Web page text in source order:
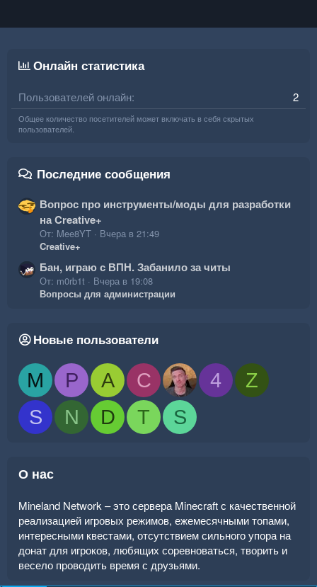
Онлайн статистика
Пользователей онлайн 2
Общее количество посетителей может включать в себя скрытых
пользователей.
Последние сообщения
Вопрос про инструменты/моды для разработки
на Creative+
От: Mee8YT
Вчера в 21:49
Creative+
Бан, играю с ВПН. Забанило за читы
От: m0rb1t
Вчера в 19:08
Вопросы для администрации
Новые пользователи
M P A C 4
Z
S
N D T S
О нас
Mineland Network – это сервера Minecraft с качественной
реализацией игровых режимов, ежемесячными топами,
интересными квестами, отсутствием сильного упора на
донат для игроков, любящих соревноваться, творить и
весело проводить время с друзьями.